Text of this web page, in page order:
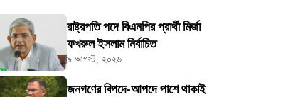
রাষ্ট্রপতি পদে বিএনপির প্রার্থী মির্জা
ফখরুল ইসলাম নির্বাচিত
৯ আগস্ট, ২০২৬
জনগণের বিপদে-আপদে পাশে থাকাই